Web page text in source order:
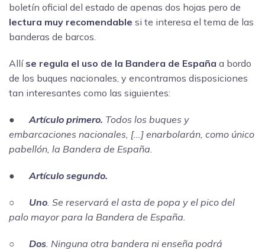
boletín oficial del estado de apenas dos hojas pero de
lectura muy recomendable si te interesa el tema de las
banderas de barcos.
Allí se regula el uso de la Bandera de España a bordo
de los buques nacionales, y encontramos disposiciones
tan interesantes como las siguientes:
● Artículo primero. Todos los buques y
embarcaciones nacionales, [...] enarbolarán, como único
pabellón, la Bandera de España.
● Artículo segundo.
○ Uno . Se reservará el asta de popa y el pico del
palo mayor para la Bandera de España.
○ Dos . Ninguna otra bandera ni enseña podrá